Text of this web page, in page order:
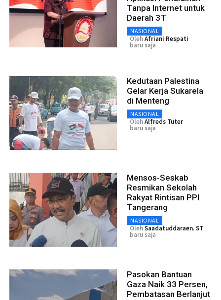
Tanpa Internet untuk
Daerah 3T
NASIONAL
OlehAfriani Respati
baru saja
Kedutaan Palestina
Gelar Kerja Sukarela
di Menteng
NASIONAL
OlehAlfreds Tuter
baru saja
Mensos-Seskab
Resmikan Sekolah
Rakyat Rintisan PPI
Tangerang
NASIONAL
OlehSaadatuddaraen. ST
baru saja
Pasokan Bantuan
Gaza Naik 33 Persen,
Pembatasan Berlanjut